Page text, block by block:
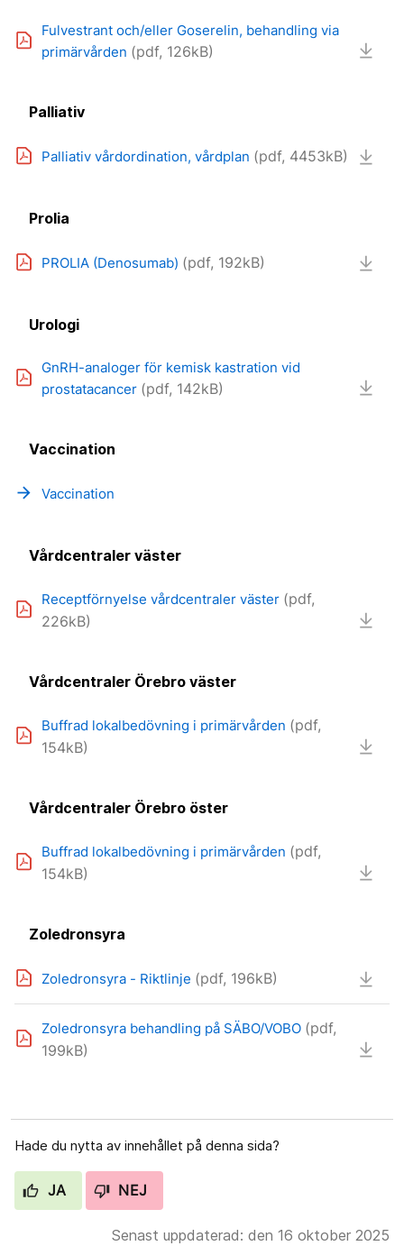
Fulvestrant och/eller Goserelin, behandling via
primärvården (pdf, 126kB)
Palliativ
Palliativ vårdordination, vårdplan (pdf, 4453kB)
Prolia
PROLIA (Denosumab) (pdf, 192kB)
Urologi
GnRH-analoger för kemisk kastration vid
prostatacancer (pdf, 142kB)
Vaccination
arrow_forward Vaccination
Vårdcentraler väster
Receptförnyelse vårdcentraler väster (pdf,
226kB)
Vårdcentraler Örebro väster
Buffrad lokalbedövning i primärvården (pdf,
154kB)
Vårdcentraler Örebro öster
Buffrad lokalbedövning i primärvården (pdf,
154kB)
Zoledronsyra
Zoledronsyra - Riktlinje (pdf, 196kB)
Zoledronsyra behandling på SÄBO/VOBO (pdf,
199kB)
Hade du nytta av innehållet på denna sida?
JA NEJ
Senast uppdaterad: den 16 oktober 2025